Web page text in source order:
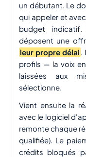
un débutant. Le
qui appeler et
budget indicatif.
déposent une
leur propre délai .
profils — la voix
laissées aux
sélectionne.
Vient ensuite la
avec le logiciel
remonte chaque
qualifiée). Le
crédits bloqués